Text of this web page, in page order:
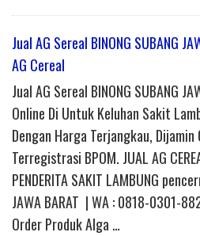
Jual AG Sereal BINONG SUBANG
AG Cereal
Jual AG Sereal BINONG SUBANG
Online Di Untuk Keluhan Sakit
Dengan Harga Terjangkau,
Terregistrasi BPOM. JUAL AG
PENDERITA SAKIT LAMBUNG
JAWA BARAT | WA : 0818-0301-
Order Produk Alga …